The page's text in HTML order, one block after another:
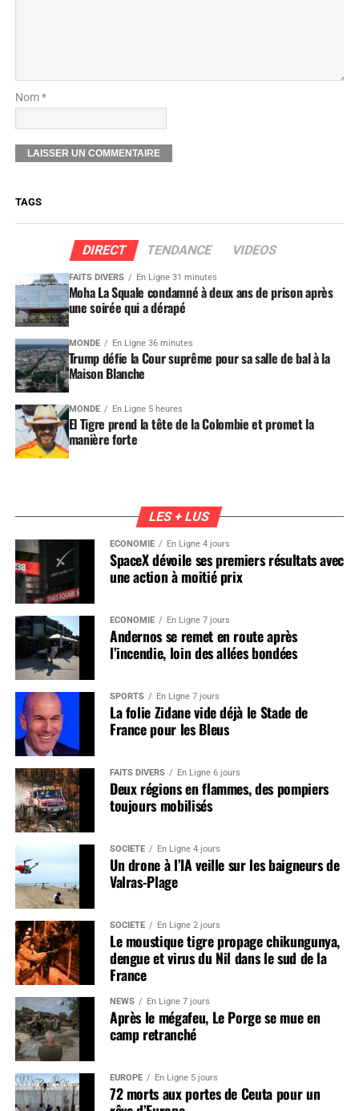
Nom *
TAGS
DIRECT TENDANCE VIDEOS
FAITS DIVERS En Ligne 31 minutes
Moha La Squale condamné à deux ans de prison après
une soirée qui a dérapé
MONDE En Ligne 36 minutes
Trump défie la Cour suprême pour sa salle de bal à la
Maison Blanche
MONDE En Ligne 5 heures
El Tigre prend la tête de la Colombie et promet la
manière forte
LES + LUS
ÉCONOMIE En Ligne 4 jours
SpaceX dévoile ses premiers résultats avec
une action à moitié prix
ÉCONOMIE En Ligne 7 jours
Andernos se remet en route après
l’incendie, loin des allées bondées
SPORTS En Ligne 7 jours
La folie Zidane vide déjà le Stade de
France pour les Bleus
FAITS DIVERS En Ligne 6 jours
Deux régions en flammes, des pompiers
toujours mobilisés
SOCIÉTÉ En Ligne 4 jours
Un drone à l’IA veille sur les baigneurs de
Valras-Plage
SOCIÉTÉ En Ligne 2 jours
Le moustique tigre propage chikungunya,
dengue et virus du Nil dans le sud de la
France
NEWS En Ligne 7 jours
Après le mégafeu, Le Porge se mue en
camp retranché
EUROPE En Ligne 5 jours
72 morts aux portes de Ceuta pour un